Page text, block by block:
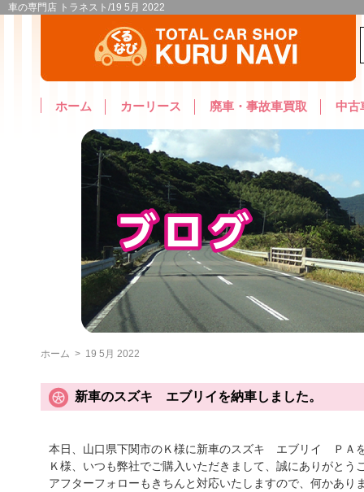
車の専門店 トラネスト/19 5月 2022
ホーム カーリース 廃車・事故車買取 中古
ホーム > 19 5月 2022
新車のスズキ エブリイを納車しました。
本日、山口県下関市のＫ様に新車のスズキ エブリイ ＰＡ
Ｋ様、いつも弊社でご購入いただきまして、誠にありがとう
アフターフォローもきちんと対応いたしますので、何かあり